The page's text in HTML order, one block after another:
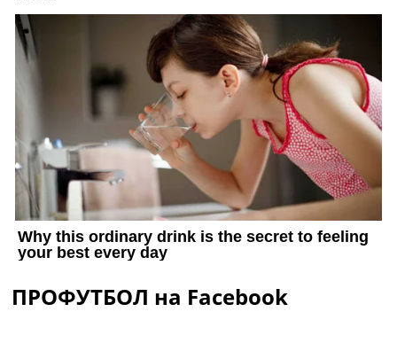
ПРОФУТБОЛ на Facebook